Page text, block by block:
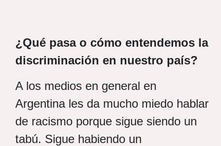
¿Qué pasa o cómo entendemos la
discriminación en nuestro país?
A los medios en general en
Argentina les da mucho miedo hablar
de racismo porque sigue siendo un
tabú. Sigue habiendo un